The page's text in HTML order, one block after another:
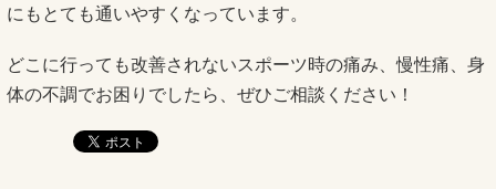
にもとても通いやすくなっています。
どこに行っても改善されないスポーツ時の痛み、慢性痛、身
体の不調でお困りでしたら、ぜひご相談ください！